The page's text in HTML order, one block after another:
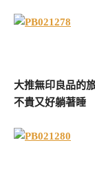
大推無印良品的
不貴又好躺著睡